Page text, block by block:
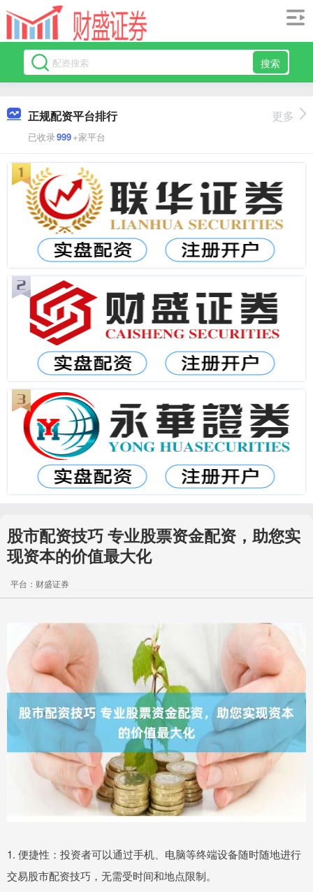
搜索
正规配资平台排行
已收录999+家平台
更多
股市配资技巧 专业股票资金配资，助您实
现资本的价值最大化
平台：财盛证券
1. 便捷性：投资者可以通过手机、电脑等终端设备随时随地进行
交易股市配资技巧，无需受时间和地点限制。